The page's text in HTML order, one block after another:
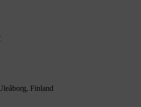
Finland